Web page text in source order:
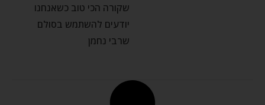
שקורה הכי טוב כשאנחנו
יודעים להשתמש בסולם
שרבי נחמן